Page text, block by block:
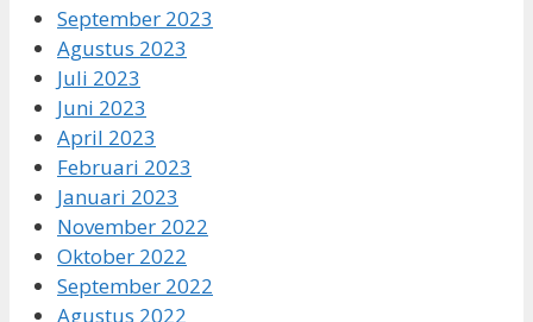
September 2023
Agustus 2023
Juli 2023
Juni 2023
April 2023
Februari 2023
Januari 2023
November 2022
Oktober 2022
September 2022
Agustus 2022